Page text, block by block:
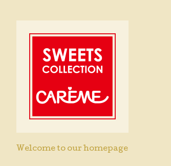
Welcome to our homepage